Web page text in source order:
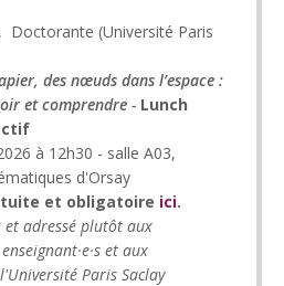
, Doctorante (Université Paris
des nœuds dans l’espace :
et comprendre - Lunch
à 12h30 - salle A03,
d'Orsay
et obligatoire ici.
et adressé plutôt aux
et aux
Paris Saclay